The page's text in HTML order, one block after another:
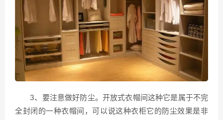
3、要注意做好防尘。开放式衣帽间这种它是属于不完
全封闭的一种衣帽间，可以说这种衣柜它的防尘效果是非